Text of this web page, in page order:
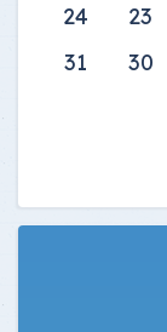
23
24
30
31